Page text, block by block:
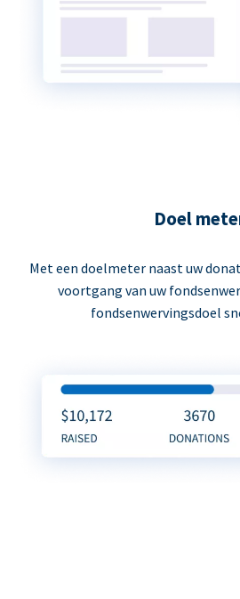
Doel
Met een doelmeter naast uw
voortgang van uw
fondsenwervingsdoel